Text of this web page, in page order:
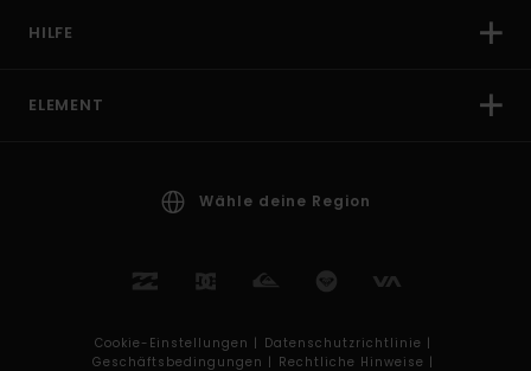
HILFE
ELEMENT
Wähle deine Region
Cookie-Einstellungen | Datenschutzrichtlinie |
Geschäftsbedingungen | Rechtliche Hinweise |